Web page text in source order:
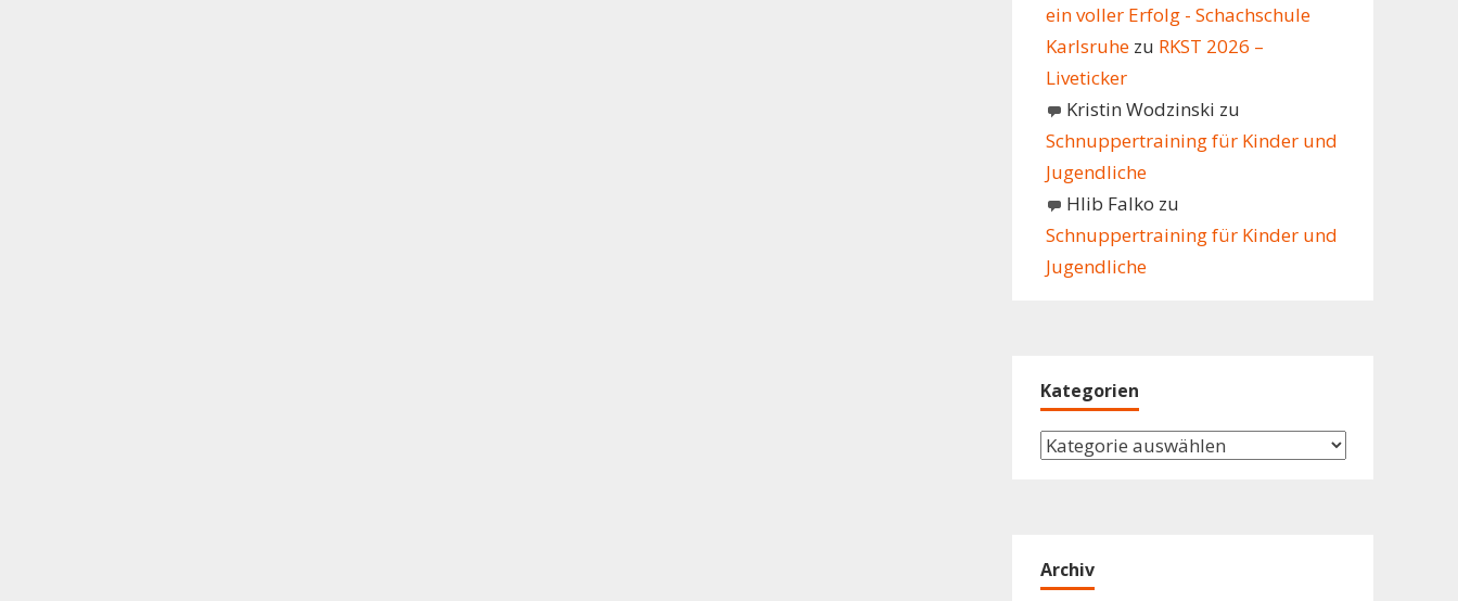
ein voller Erfolg - Schachschule
Karlsruhezu RKST 2026 –
Liveticker
Kristin Wodzinski zu
Schnuppertraining für Kinder und
Jugendliche
Hlib Falko zu
Schnuppertraining für Kinder und
Jugendliche
Kategorien
Kategorien
Archiv